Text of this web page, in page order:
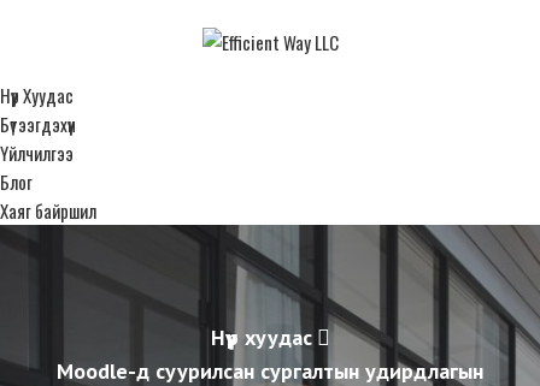
Нүүр Хуудас
Бүтээгдэхүүн
Үйлчилгээ
Блог
Хаяг байршил
Нүүр хуудас
Moodle-д суурилсан сургалтын удирдлагын